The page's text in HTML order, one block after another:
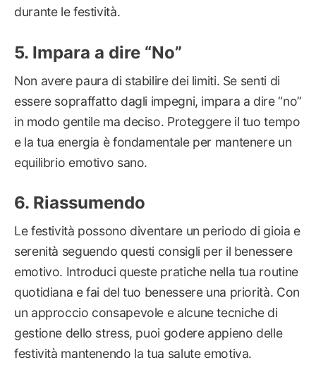
durante le festività.
Impara a dire “No”
Non avere paura di stabilire dei limiti. Se senti di
essere sopraffatto dagli impegni, impara a dire “no”
in modo gentile ma deciso. Proteggere il tuo tempo
e la tua energia è fondamentale per mantenere un
equilibrio emotivo sano.
Riassumendo
Le festività possono diventare un periodo di gioia e
serenità seguendo questi consigli per il benessere
emotivo. Introduci queste pratiche nella tua routine
quotidiana e fai del tuo benessere una priorità. Con
un approccio consapevole e alcune tecniche di
gestione dello stress, puoi godere appieno delle
festività mantenendo la tua salute emotiva.